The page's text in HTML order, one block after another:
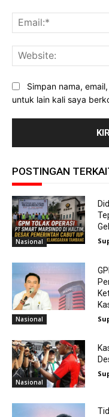
Simpan nama,
untuk lain kali saya
POSTINGAN
Nasional
Nasional
Nasional